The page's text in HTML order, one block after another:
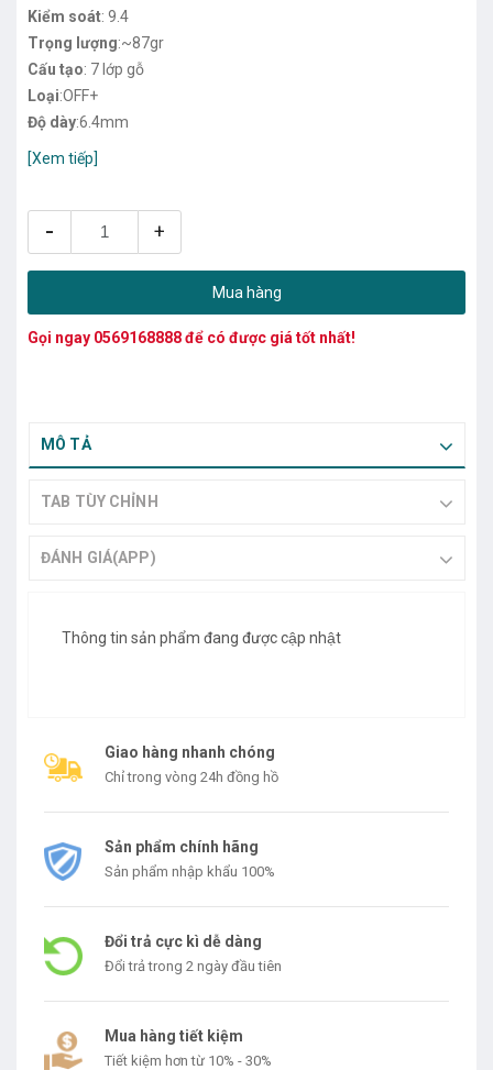
Kiểm soát: 9.4
Trọng lượng:~87gr
Cấu tạo: 7 lớp gỗ
Loại:OFF+
Độ dày:6.4mm
[Xem tiếp]
- +
Mua hàng
Gọi ngay 0569168888để có được giá tốt nhất!
MÔ TẢ
TAB TÙY CHỈNH
ĐÁNH GIÁ(APP)
Thông tin sản phẩm đang được cập nhật
Giao hàng nhanh chóng
Chỉ trong vòng 24h đồng hồ
Sản phẩm chính hãng
Sản phẩm nhập khẩu 100%
Đổi trả cực kì dễ dàng
Đổi trả trong 2 ngày đầu tiên
Mua hàng tiết kiệm
Tiết kiệm hơn từ 10% - 30%